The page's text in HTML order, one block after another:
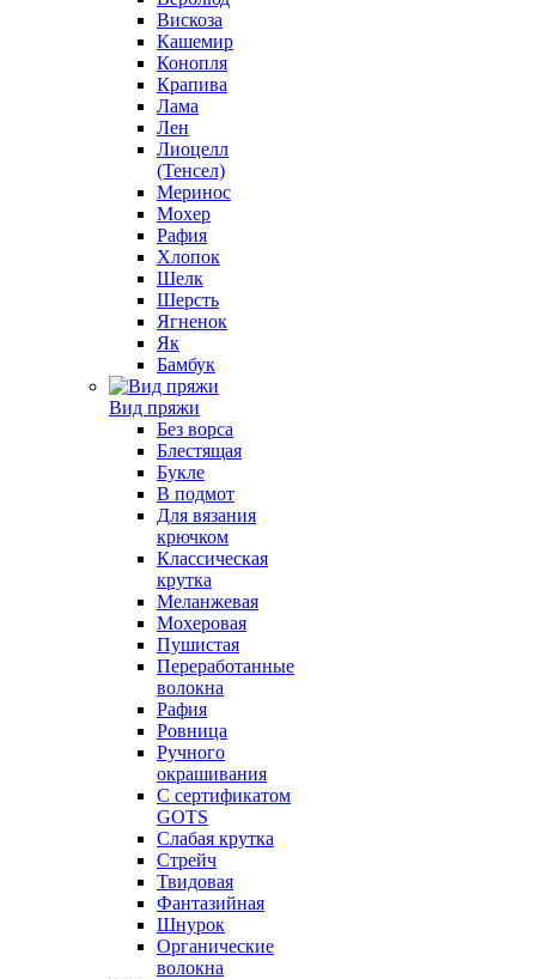
Вискоза
Кашемир
Конопля
Крапива
Лама
Лен
Лиоцелл
(Тенсел)
Меринос
Мохер
Рафия
Хлопок
Шелк
Шерсть
Ягненок
Як
Бамбук
Вид пряжи
Без ворса
Блестящая
Букле
В подмот
Для вязания
крючком
Классическая
крутка
Меланжевая
Мохеровая
Пушистая
Переработанные
волокна
Рафия
Ровница
Ручного
окрашивания
С сертификатом
GOTS
Слабая крутка
Стрейч
Твидовая
Фантазийная
Шнурок
Органические
волокна